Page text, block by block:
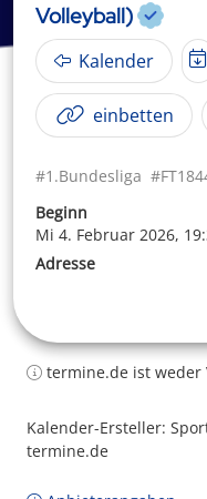
Volleyball)
Kalender
einbetten
#1.Bundesliga
Beginn
Mi 4. Februar 2026,
Adresse
termine.de ist weder
Kalender-Ersteller:
termine.de